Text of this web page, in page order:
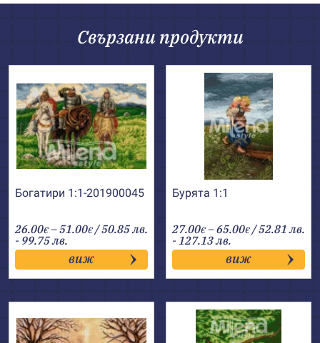
Свързани продукти
Богатири 1:1-201900045
26.00€ –51.00€Price
range:
26.00€
through
51.00€
/ 50.85 лв.
- 99.75 лв.
виж
Бурята 1:1
27.00€ –65.00€Price
range:
27.00€
through
65.00€
/ 52.81 лв.
- 127.13 лв.
виж